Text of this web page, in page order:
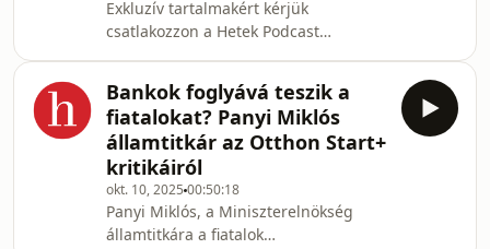
Exkluzív tartalmakért kérjük
csatlakozzon a Hetek Podcast
Körhözhttps://www.youtube.com/channel/
fel a Hetek megújult hírlevelére!
Hetente egy csokorban ajánljuk
különleges tartalmainkat, a
legizgalmasabb interjúinkat,
videóinkat, világnézeti és kiemelt
cikkeinket.
https://wg.hetek.hu/form.php?
Bankok foglyává teszik a
fiatalokat? Panyi Miklós
államtitkár az Otthon Start+
kritikáiról
okt. 10, 2025 00:50:18
Panyi Miklós, a Miniszterelnökség
államtitkára a fiatalok